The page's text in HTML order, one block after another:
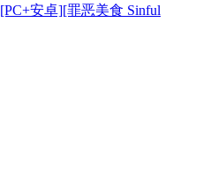
[PC+安卓][罪恶美食 Sinful